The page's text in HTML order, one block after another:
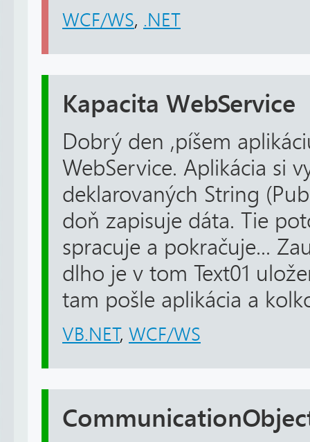
WCF/WS, .NET
Kapacita WebService
Dobrý den ,píšem
WebService. Aplikácia si
deklarovaných String
doň zapisuje dáta. Tie
spracuje a pokračuje...
dlho je v tom Text01
tam pošle aplikácia a
VB.NET, WCF/WS